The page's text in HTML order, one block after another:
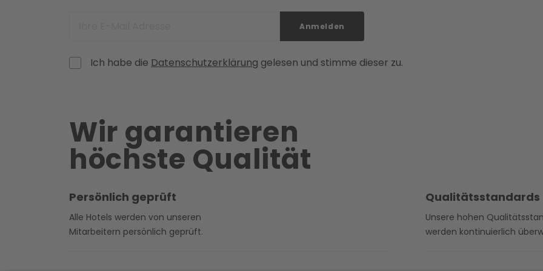
Anmelden
Ich habe die Datenschutzerklärung gelesen und stimme dieser zu.
Wir garantieren
höchste Qualität
Persönlich geprüft
Alle Hotels werden von unseren
Mitarbeitern persönlich geprüft.
Qualitätsstandards
Unsere hohen
werden kontinuierlich